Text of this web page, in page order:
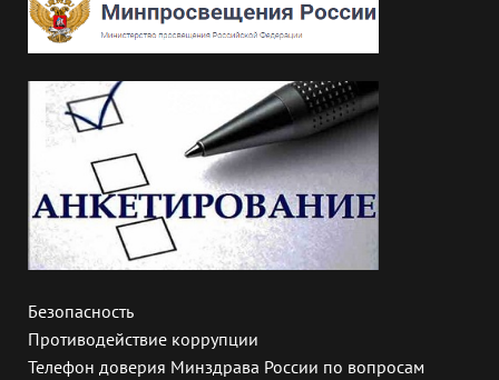
Безопасность
Противодействие коррупции
Телефон доверия Минздрава России по вопросам